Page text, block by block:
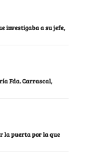
investigaba a su jefe,
Fda. Carrascal,
la puerta por la que